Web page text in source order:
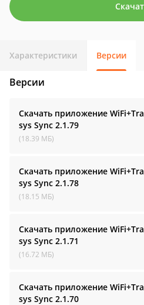
Характеристики Версии
Версии
Скачать приложение
sys Sync 2.1.79
(18.39 МБ)
Скачать приложение
sys Sync 2.1.78
(18.15 МБ)
Скачать приложение
sys Sync 2.1.71
(16.72 МБ)
Скачать приложение
sys Sync 2.1.70